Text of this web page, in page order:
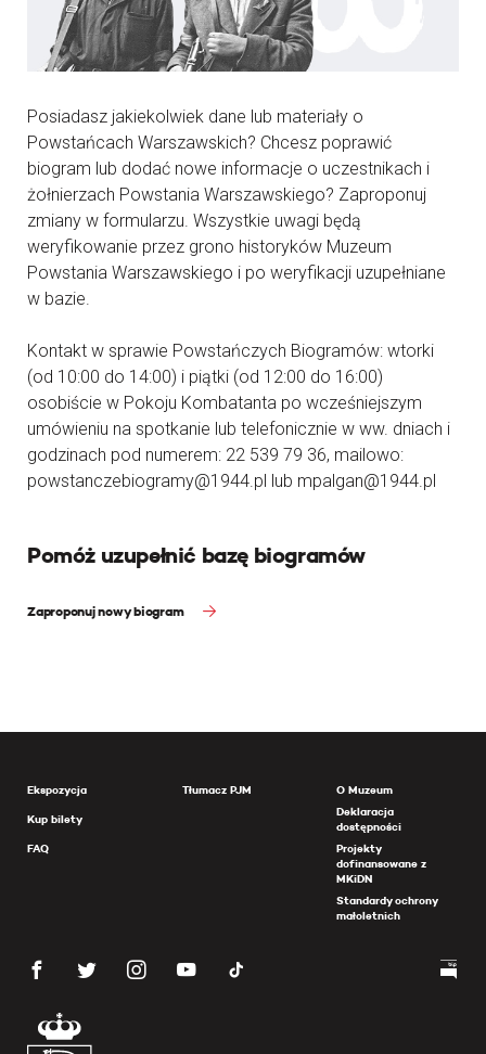
Posiadasz jakiekolwiek dane lub materiały o
Powstańcach Warszawskich? Chcesz poprawić
biogram lub dodać nowe informacje o uczestnikach i
żołnierzach Powstania Warszawskiego? Zaproponuj
zmiany w formularzu. Wszystkie uwagi będą
weryfikowanie przez grono historyków Muzeum
Powstania Warszawskiego i po weryfikacji uzupełniane
w bazie.
Kontakt w sprawie Powstańczych Biogramów: wtorki
(od 10:00 do 14:00) i piątki (od 12:00 do 16:00)
osobiście w Pokoju Kombatanta po wcześniejszym
umówieniu na spotkanie lub telefonicznie w ww. dniach i
godzinach pod numerem: 22 539 79 36, mailowo:
powstanczebiogramy@1944.pl lub mpalgan@1944.pl
Pomóż uzupełnić bazę biogramów
Zaproponuj nowy biogram
Ekspozycja
Kup bilety
FAQ
Tłumacz PJM
O Muzeum
Deklaracja
dostępności
Projekty
dofinansowane z
MKiDN
Standardy ochrony
małoletnich